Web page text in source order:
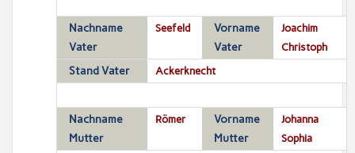
Nachname
Vater
Seefeld
Vorname
Vater
Joachim
Christoph
Stand Vater Ackerknecht
Nachname
Mutter
Römer
Vorname
Mutter
Johanna
Sophia